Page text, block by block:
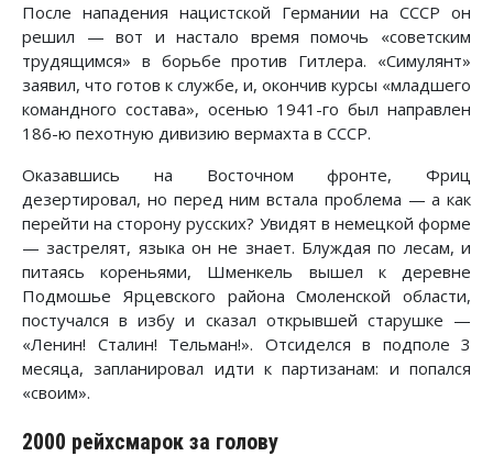
После нападения нацистской Германии на СССР он
решил — вот и настало время помочь «советским
трудящимся» в борьбе против Гитлера. «Симулянт»
заявил, что готов к службе, и, окончив курсы «младшего
командного состава», осенью 1941-го был направлен
186-ю пехотную дивизию вермахта в СССР.
Оказавшись на Восточном фронте, Фриц
дезертировал, но перед ним встала проблема — а как
перейти на сторону русских? Увидят в немецкой форме
— застрелят, языка он не знает. Блуждая по лесам, и
питаясь кореньями, Шменкель вышел к деревне
Подмошье Ярцевского района Смоленской области,
постучался в избу и сказал открывшей старушке —
«Ленин! Сталин! Тельман!». Отсиделся в подполе 3
месяца, запланировал идти к партизанам: и попался
«своим».
2000 рейхсмарок за голову